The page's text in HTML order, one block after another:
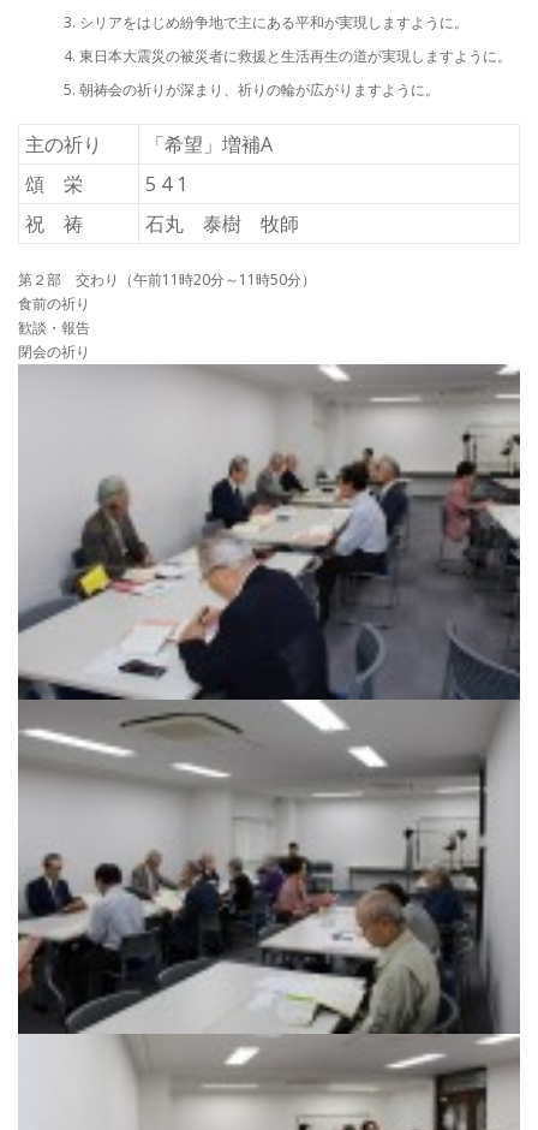
シリアをはじめ紛争地で主にある平和が実現しますように。
東日本大震災の被災者に救援と生活再生の道が実現しますように。
朝祷会の祈りが深まり、祈りの輪が広がりますように。
主の祈り
「希望」増補A
頌 栄
5 4 1
祝 祷
石丸 泰樹 牧師
第２部 交わり（午前11時20分～11時50分）
食前の祈り
歓談・報告
閉会の祈り